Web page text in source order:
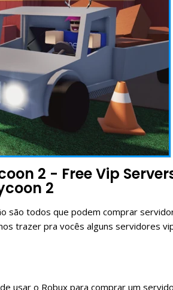
2 - Free Vip
2
são todos que podem comprar
trazer pra vocês alguns servidores
usar o Robux para comprar um